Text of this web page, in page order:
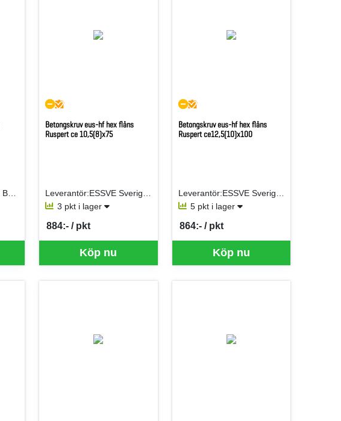
Leverantör:Västsvensk Byggskruv AB (VSB)
Betongskruv eus-hf hex fläns
Ruspert ce 10,5(8)x75
3 pkt i lager
Köp nu
884:- / pkt
SEK per PKT
Betongskruv eus-hf hex fläns
Ruspert ce12,5(10)x100
5 pkt i lager
Köp nu
864:- / pkt
SEK per PKT